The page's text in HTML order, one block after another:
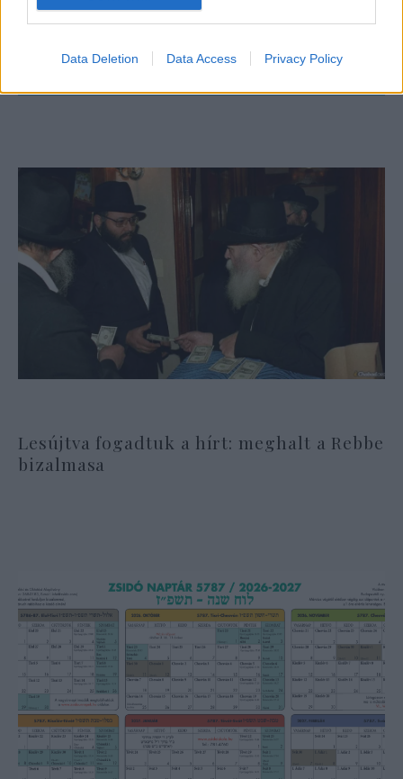
Data Deletion Data Access Privacy Policy
Münchenre
Lesújtva fogadtuk a hírt: meghalt a Rebbe
bizalmasa